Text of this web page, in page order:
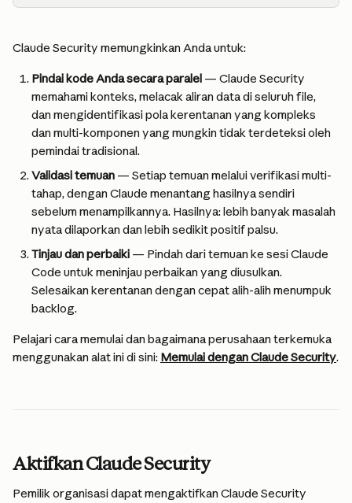
Claude Security memungkinkan Anda untuk:
Pindai kode Anda secara paralel — Claude Security
memahami konteks, melacak aliran data di seluruh file,
dan mengidentifikasi pola kerentanan yang kompleks
dan multi-komponen yang mungkin tidak terdeteksi oleh
pemindai tradisional.
Validasi temuan — Setiap temuan melalui verifikasi multi-
tahap, dengan Claude menantang hasilnya sendiri
sebelum menampilkannya. Hasilnya: lebih banyak masalah
nyata dilaporkan dan lebih sedikit positif palsu.
Tinjau dan perbaiki — Pindah dari temuan ke sesi Claude
Code untuk meninjau perbaikan yang diusulkan.
Selesaikan kerentanan dengan cepat alih-alih menumpuk
backlog.
Pelajari cara memulai dan bagaimana perusahaan terkemuka
menggunakan alat ini di sini: Memulai dengan Claude Security.
Aktifkan Claude Security
Pemilik organisasi dapat mengaktifkan Claude Security